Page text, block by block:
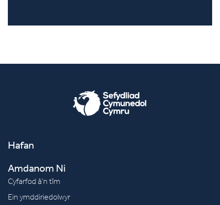
Hafan
Amdanom Ni
Cyfarfod â’n tîm
Ein ymddiriedolwyr